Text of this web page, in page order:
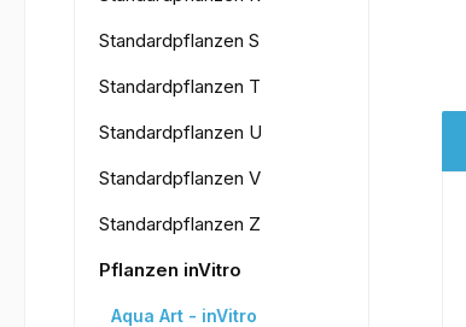
Standardpflanzen S
Standardpflanzen T
Standardpflanzen U
Standardpflanzen V
Standardpflanzen Z
Pflanzen inVitro
Aqua Art - inVitro